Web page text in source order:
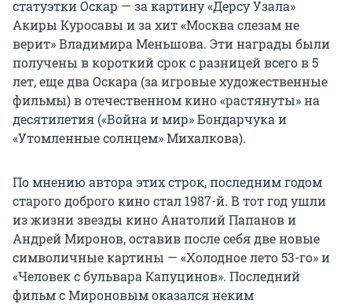
статуэтки Оскар — за картину «Дерсу Узала»
Акиры Куросавы и за хит «Москва слезам не
верит» Владимира Меньшова. Эти награды были
получены в короткий срок с разницей всего в 5
лет, еще два Оскара (за игровые художественные
фильмы) в отечественном кино «растянуты» на
десятилетия («Война и мир» Бондарчука и
«Утомленные солнцем» Михалкова).
По мнению автора этих строк, последним годом
старого доброго кино стал 1987-й. В тот год ушли
из жизни звезды кино Анатолий Папанов и
Андрей Миронов, оставив после себя две новые
символичные картины — «Холодное лето 53-го» и
«Человек с бульвара Капуцинов». Последний
фильм с Мироновым оказался неким